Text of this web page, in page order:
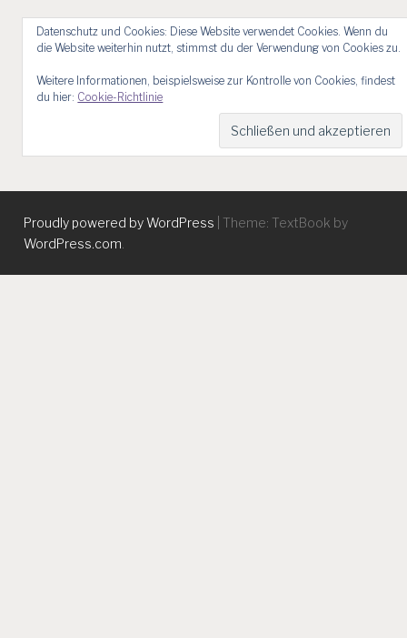
Datenschutz und Cookies: Diese Website verwendet Cookies. Wenn du
die Website weiterhin nutzt, stimmst du der Verwendung von Cookies zu.
Weitere Informationen, beispielsweise zur Kontrolle von Cookies, findest
du hier: Cookie-Richtlinie
Proudly powered by WordPress
Theme: TextBook by
WordPress.com